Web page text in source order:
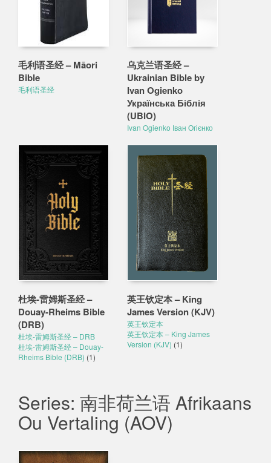
毛利语圣经 – Māori
Bible
毛利语圣经
乌克兰语圣经 –
Ukrainian Bible by
Ivan Ogienko
Українська Біблія
(UBIO)
Ivan Ogienko Іван Огієнко
杜埃-雷姆斯圣经 –
Douay-Rheims Bible
(DRB)
杜埃-雷姆斯圣经 – DRB
杜埃-雷姆斯圣经 – Douay-
Rheims Bible (DRB) (1)
英王钦定本 – King
James Version (KJV)
英王钦定本
英王钦定本 – King James
Version (KJV) (1)
Series: 南非荷兰语 Afrikaans
Ou Vertaling (AOV)